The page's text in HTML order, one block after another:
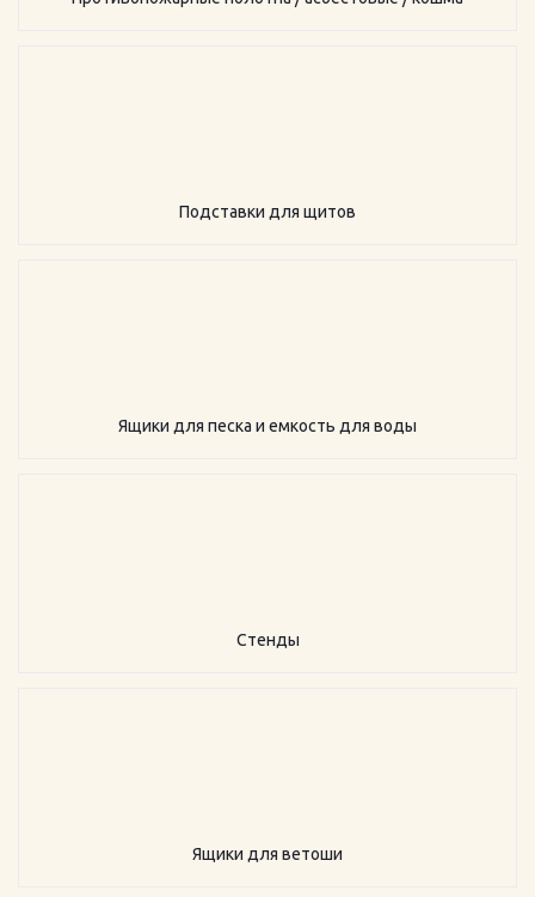
Подставки для щитов
Ящики для песка и емкость для воды
Стенды
Ящики для ветоши